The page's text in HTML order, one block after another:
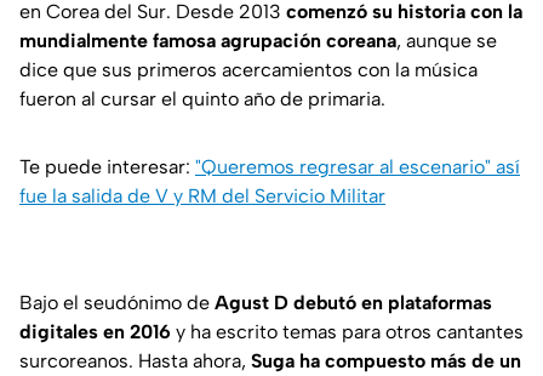
en Corea del Sur. Desde 2013 comenzó su historia con la
mundialmente famosa agrupación coreana, aunque se
dice que sus primeros acercamientos con la música
fueron al cursar el quinto año de primaria.
Te puede interesar: "Queremos regresar al escenario" así
fue la salida de V y RM del Servicio Militar
Bajo el seudónimo de Agust D debutó en plataformas
digitales en 2016 y ha escrito temas para otros cantantes
surcoreanos. Hasta ahora, Suga ha compuesto más de un